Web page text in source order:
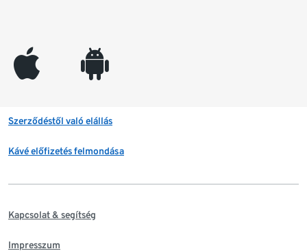
appleinc android
Szerződéstől való elállás
Kávé előfizetés felmondása
Kapcsolat & segítség
Impresszum